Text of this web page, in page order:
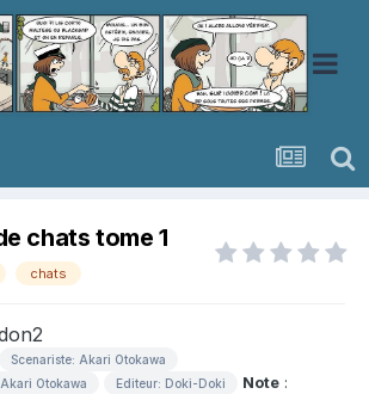
chats tome 1
chats
Scenariste: Akari Otokawa
Otokawa
Editeur: Doki-Doki Note :